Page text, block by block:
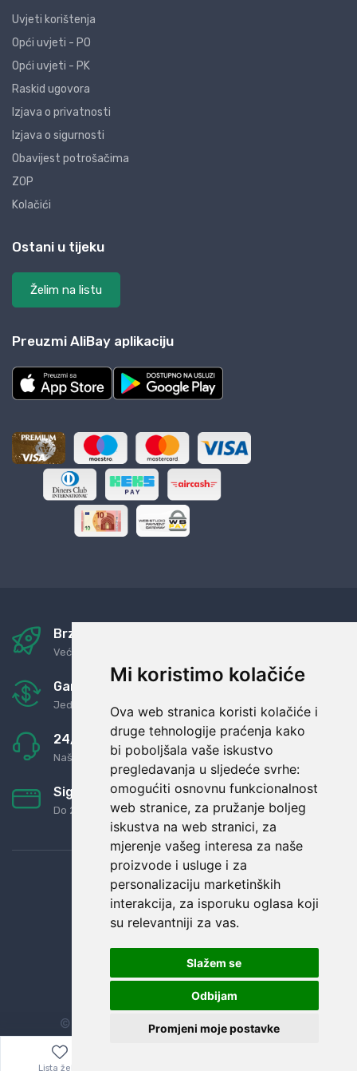
Mi koristimo kolačiće
Ova web stranica koristi kolačiće i
druge tehnologije praćenja kako
bi poboljšala vaše iskustvo
pregledavanja u sljedeće svrhe:
omogućiti osnovnu funkcionalnost
web stranice, za pružanje boljeg
iskustva na web stranici, za
mjerenje vašeg interesa za naše
proizvode i usluge i za
personalizaciju marketinških
interakcija, za isporuku oglasa koji
su relevantniji za vas.
Slažem se
Odbijam
Promjeni moje postavke
Uvjeti korištenja
Opći uvjeti - PO
Opći uvjeti - PK
Raskid ugovora
Izjava o privatnosti
Izjava o sigurnosti
Obavijest potrošačima
ZOP
Kolačići
Ostani u tijeku
Želim na listu
Preuzmi AliBay aplikaciju
Brza i sigurna dostava
Već za nekoliko dana kod vas
Garancija u povrat novaca
Jednostavno pravilo: Roba za novac
24/7 odlična podrška
Naši agenti uvijek na raspolaganju
Sigurno obročno plaćanje
Do 24 rata bez kamata
© Sva prava zadržana. Dopi grupa d.o.o.
Lista želja